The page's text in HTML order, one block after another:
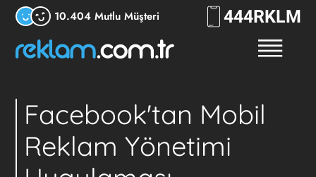
10.404 Mutlu Müşteri 444RKLM
Facebook'tan Mobil
Reklam Yönetimi